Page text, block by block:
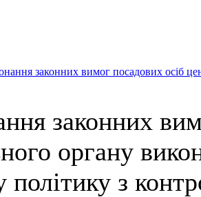
законних вимог посадових осіб
законних
органу
політику з